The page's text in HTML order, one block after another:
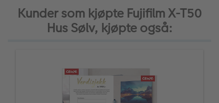
Kunder som kjøpte Fujifilm X-T50
Hus Sølv, kjøpte også: